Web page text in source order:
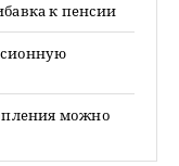
к пенсии
можно